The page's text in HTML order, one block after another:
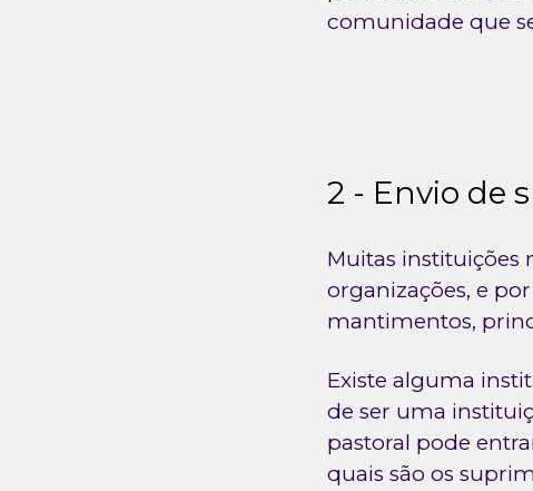
comunidade que
2 - Envio de
Muitas instituições
organizações, e
mantimentos,
Existe alguma
de ser uma
pastoral pode
quais são os